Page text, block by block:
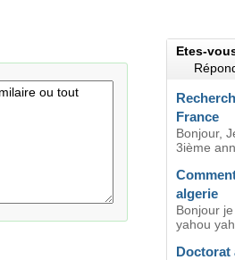
Etes-
France
Bonjour,
3ième
algerie
Bonjour
yahou
Doctorat